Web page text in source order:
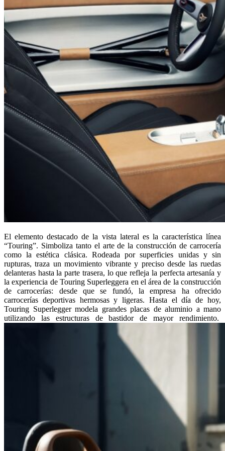
El elemento destacado de la vista lateral es la característica línea
“Touring”. Simboliza tanto el arte de la construcción de carrocería
como la estética clásica. Rodeada por superficies unidas y sin
rupturas, traza un movimiento vibrante y preciso desde las ruedas
delanteras hasta la parte trasera, lo que refleja la perfecta artesanía y
la experiencia de Touring Superleggera en el área de la construcción
de carrocerías: desde que se fundó, la empresa ha ofrecido
carrocerías deportivas hermosas y ligeras. Hasta el día de hoy,
Touring Superlegger modela grandes placas de aluminio a mano
utilizando las estructuras de bastidor de mayor rendimiento.